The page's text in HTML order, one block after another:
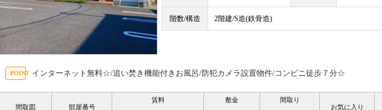
階数/構造 2階建/S造(鉄骨造)
インターネット無料☆/追い焚き機能付きお風呂/防犯カメラ設置物件/コンビニ徒歩７分☆
間取図 部屋番号
賃料
敷金
間取り
お気に入り